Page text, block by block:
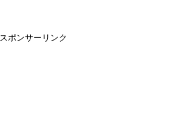
スポンサーリンク